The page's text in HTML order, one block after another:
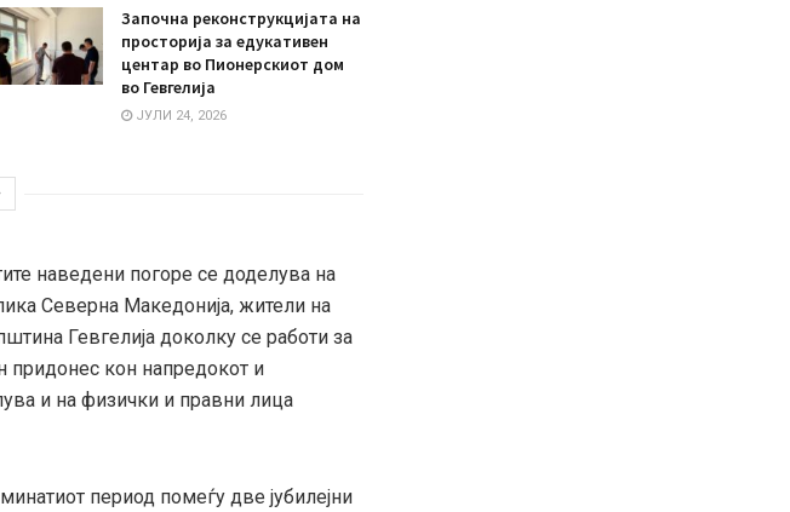
Започна реконструкцијата на
просторија за едукативен
центар во Пионерскиот дом
во Гевгелија
ЈУЛИ 24, 2026
наведени погоре се доделува на
Северна Македонија, жители на
Гевгелија доколку се работи за
придонес кон напредокот и
и на физички и правни лица
период помеѓу две јубилејни